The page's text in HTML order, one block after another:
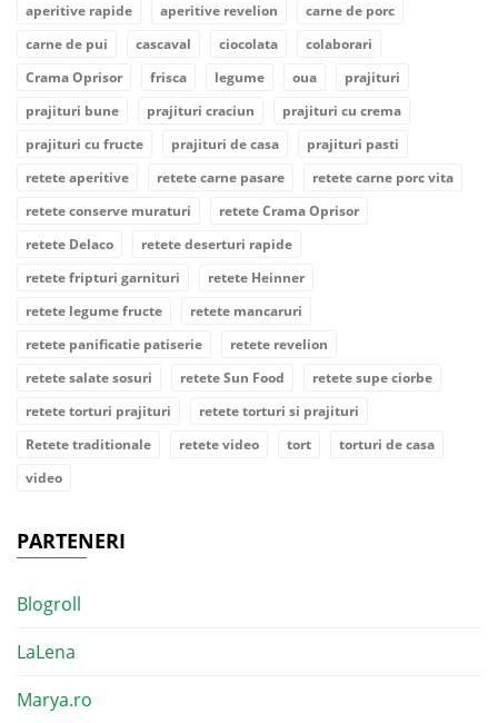
aperitive rapide
aperitive revelion
carne de porc
carne de pui
cascaval ciocolata
colaborari
Crama Oprisor
frisca legume oua
prajituri
prajituri bune
prajituri craciun
prajituri cu crema
prajituri cu fructe
prajituri de casa
prajituri pasti
retete aperitive
retete carne pasare
retete carne porc vita
retete conserve muraturi
retete Crama Oprisor
retete Delaco
retete deserturi rapide
retete fripturi garnituri
retete Heinner
retete legume fructe
retete mancaruri
retete panificatie patiserie
retete revelion
retete salate sosuri
retete Sun Food
retete supe ciorbe
retete torturi prajituri
retete torturi si prajituri
Retete traditionale
retete video tort
torturi de casa
video
PARTENERI
Blogroll
LaLena
Marya.ro